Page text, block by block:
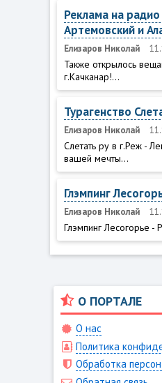
Реклама на
Артемовский и
Елизаров Николай
Также открылось
г.Качканар!...
Турагенство
Елизаров Николай
Слетать ру в г.Реж -
вашей мечты...
Глэмпинг
Елизаров Николай
Глэмпинг Лесогорье
О ПОРТАЛЕ
О нас
Политика
Обработка